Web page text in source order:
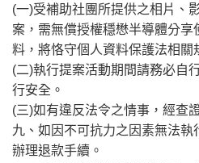
(一)受補助社團所提供之相片、
案，需無償授權穩懋半導體分享
料，將恪守個人資料保護法相關
(二)執行提案活動期間請務必自
行安全。
(三)如有違反法令之情事，經查
九、如因不可抗力之因素無法
辦理退款手續。